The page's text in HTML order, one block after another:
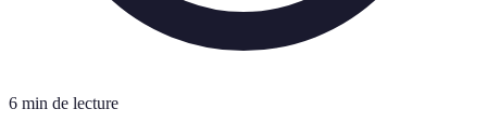
6 min de lecture